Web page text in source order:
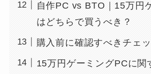
自作PC vs BTO｜15万円
はどちらで買うべき？
購入前に確認すべきチェ
15万円ゲーミングPCに関